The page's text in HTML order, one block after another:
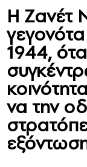
Η Ζανέτ
1944,
να την